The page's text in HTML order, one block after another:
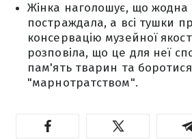
Жінка наголошує, що
постраждала, а всі тушки
консервацію музейної
розповіла, що це для неї
пам'ять тварин та
"марнотратством".